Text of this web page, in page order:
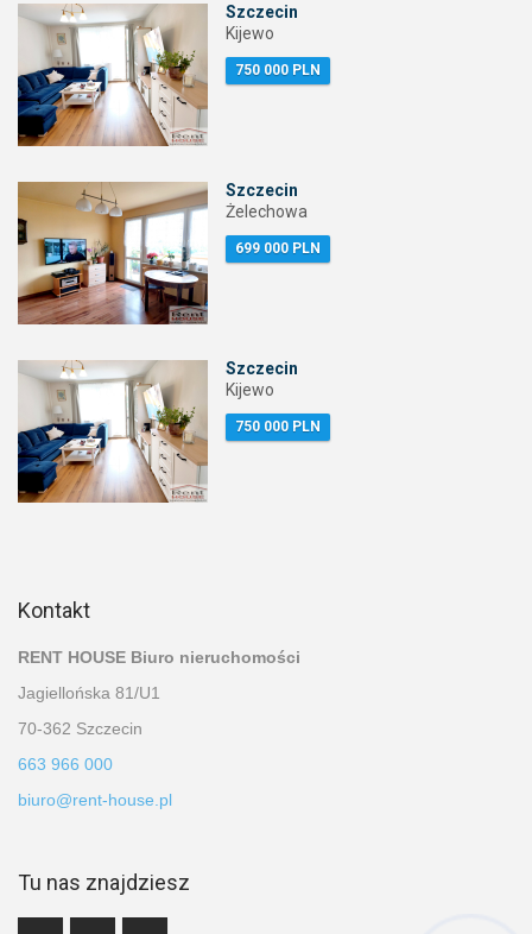
Szczecin
Kijewo
750 000 PLN
Szczecin
Żelechowa
699 000 PLN
Szczecin
Kijewo
750 000 PLN
Kontakt
RENT HOUSE Biuro nieruchomości
Jagiellońska 81/U1
70-362 Szczecin
663 966 000
biuro@rent-house.pl
Tu nas znajdziesz